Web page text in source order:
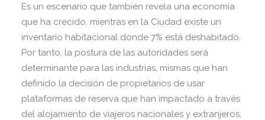
Es un escenario que también revela una economía
que ha crecido, mientras en la Ciudad existe un
inventario habitacional donde 7% está deshabitado.
Por tanto, la postura de las autoridades será
determinante para las industrias, mismas que han
definido la decisión de propietarios de usar
plataformas de reserva que han impactado a través
del alojamiento de viajeros nacionales y extranjeros,